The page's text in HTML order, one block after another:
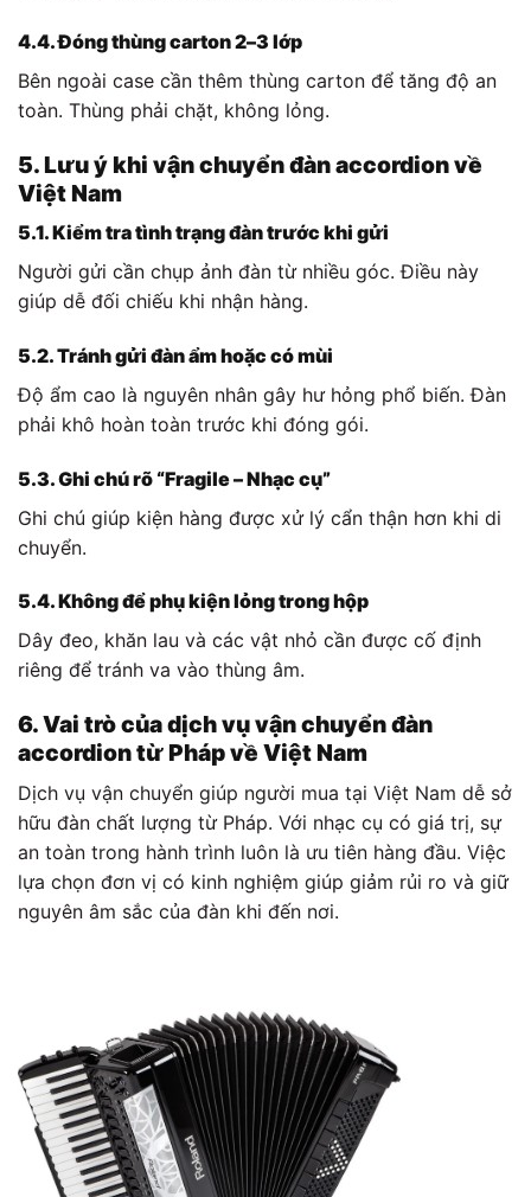
4.4. Đóng thùng carton 2–3 lớp
Bên ngoài case cần thêm thùng carton để tăng độ an
toàn. Thùng phải chặt, không lỏng.
5. Lưu ý khi vận chuyển đàn accordion về
Việt Nam
5.1. Kiểm tra tình trạng đàn trước khi gửi
Người gửi cần chụp ảnh đàn từ nhiều góc. Điều này
giúp dễ đối chiếu khi nhận hàng.
5.2. Tránh gửi đàn ẩm hoặc có mùi
Độ ẩm cao là nguyên nhân gây hư hỏng phổ biến. Đàn
phải khô hoàn toàn trước khi đóng gói.
5.3. Ghi chú rõ “Fragile – Nhạc cụ”
Ghi chú giúp kiện hàng được xử lý cẩn thận hơn khi di
chuyển.
5.4. Không để phụ kiện lỏng trong hộp
Dây đeo, khăn lau và các vật nhỏ cần được cố định
riêng để tránh va vào thùng âm.
6. Vai trò của dịch vụ vận chuyển đàn
accordion từ Pháp về Việt Nam
Dịch vụ vận chuyển giúp người mua tại Việt Nam dễ sở
hữu đàn chất lượng từ Pháp. Với nhạc cụ có giá trị, sự
an toàn trong hành trình luôn là ưu tiên hàng đầu. Việc
lựa chọn đơn vị có kinh nghiệm giúp giảm rủi ro và giữ
nguyên âm sắc của đàn khi đến nơi.